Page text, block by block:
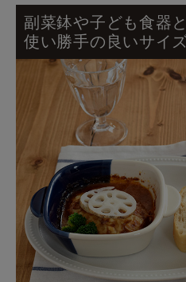
副菜鉢や子ども食器
使い勝手の良いサイ